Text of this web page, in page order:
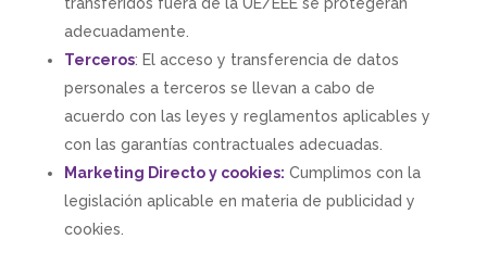
adecuadamente.
Terceros: El acceso y transferencia de datos
personales a terceros se llevan a cabo de
acuerdo con las leyes y reglamentos aplicables y
con las garantías contractuales adecuadas.
Marketing Directo y cookies: Cumplimos con la
legislación aplicable en materia de publicidad y
cookies.